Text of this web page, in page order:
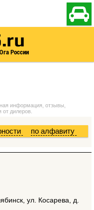

России
информация, отзывы,
дилеров.
по алфавиту
ул. Косарева, д.